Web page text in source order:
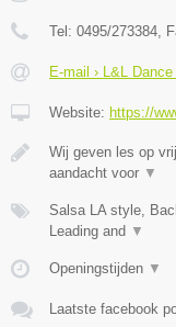
Tel: 0495/273384 ,
E-mail › L&L
Website: https://
Wij geven les op
aandacht voor ▼
Salsa LA style,
Leading and ▼
Openingstijden ▼
Laatste facebook